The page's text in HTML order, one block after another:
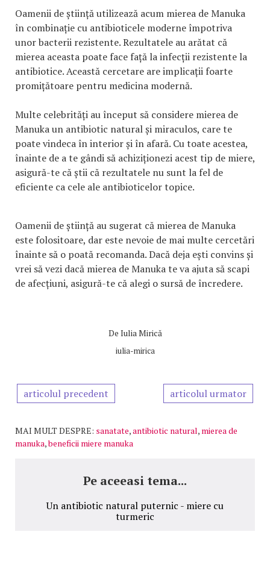
Oamenii de știință utilizează acum mierea de Manuka
în combinație cu antibioticele moderne împotriva
unor bacterii rezistente. Rezultatele au arătat că
mierea aceasta poate face față la infecții rezistente la
antibiotice. Această cercetare are implicații foarte
promițătoare pentru medicina modernă.
Multe celebrități au început să considere mierea de
Manuka un antibiotic natural și miraculos, care te
poate vindeca în interior și în afară. Cu toate acestea,
înainte de a te gândi să achiziționezi acest tip de miere,
asigură-te că știi că rezultatele nu sunt la fel de
eficiente ca cele ale antibioticelor topice.
Oamenii de știință au sugerat că mierea de Manuka
este folositoare, dar este nevoie de mai multe cercetări
înainte să o poată recomanda. Dacă deja ești convins și
vrei să vezi dacă mierea de Manuka te va ajuta să scapi
de afecțiuni, asigură-te că alegi o sursă de încredere.
De Iulia Mirică
iulia-mirica
articolul precedent articolul urmator
MAI MULT DESPRE: sanatate,antibiotic natural, mierea de
manuka,beneficii miere manuka
Pe aceeasi tema...
Un antibiotic natural puternic - miere cu
turmeric